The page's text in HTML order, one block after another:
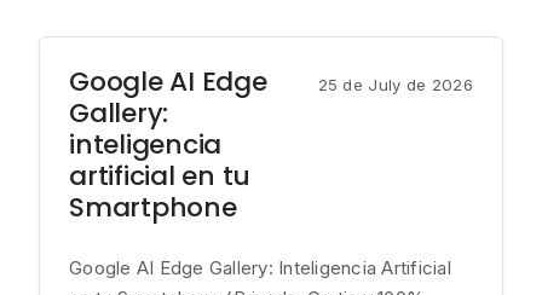
Google AI Edge
Gallery:
inteligencia
artificial en tu
Smartphone
25 de July de 2026
Google AI Edge Gallery: Inteligencia Artificial